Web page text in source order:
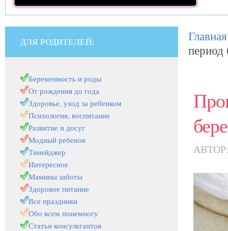
Главная
период
ДЛЯ РОДИТЕЛЕЙ:
Беременность и роды
От рождения до года
Здоровье, уход за ребенком
Психология, воспитание
Развитие и досуг
Модный ребенок
Тинейджер
Интересное
Мамины заботы
Здоровое питание
Все праздники
Обо всем понемногу
Статьи консультантов